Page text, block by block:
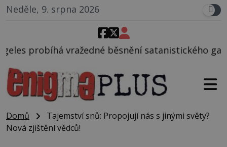
Neděle, 9. srpna 2026
běsnění satanistického gangu vedeného
Domů
Tajemství snů: Propojují nás s jinými světy?
Nová zjištění vědců!